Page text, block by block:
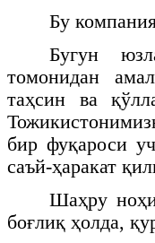
Бу
Бугун
томонидан
таҳсин ва
бир фуқароси
саъй-ҳаракат
Шаҳру
боғлиқ ҳолда,